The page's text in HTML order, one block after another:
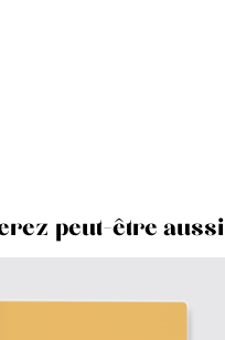
peut-être aussi